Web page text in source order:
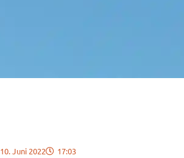
10. Juni 2022 17:03